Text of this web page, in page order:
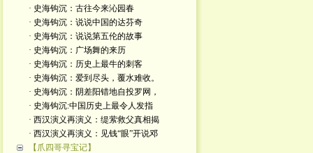
· 史海钩沉：古往今来沁园春
· 史海钩沉：说说中国的达芬奇
· 史海钩沉：说说第五伦的故事
· 史海钩沉：广场舞的来历
· 史海钩沉：历史上最牛的刺客
· 史海钩沉：爱到尽头，覆水难收。
· 史海钩沉：阴差阳错地自投罗网，
· 史海钩沉:中国历史上最令人发指
· 西汉演义再演义：缇萦救父真相揭
· 西汉演义再演义：见钱“眼”开说邓
【爪四哥寻宝记】